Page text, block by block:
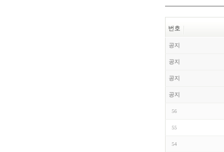
번호
공지
공지
공지
공지
56
55
54